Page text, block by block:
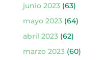
junio 2023(63)
mayo 2023(64)
abril 2023(62)
marzo 2023(60)